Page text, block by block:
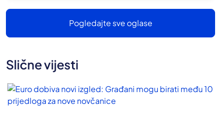
Pogledajte sve oglase
Slične vijesti